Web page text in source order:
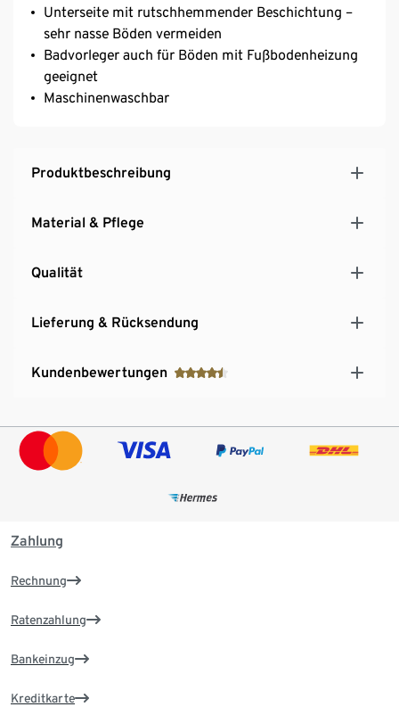
Unterseite mit rutschhemmender Beschichtung –
sehr nasse Böden vermeiden
Badvorleger auch für Böden mit Fußbodenheizung
geeignet
Maschinenwaschbar
Produktbeschreibung
Material & Pflege
Qualität
Lieferung & Rücksendung
Kundenbewertungen
Zahlung
Rechnung
Ratenzahlung
Bankeinzug
Kreditkarte